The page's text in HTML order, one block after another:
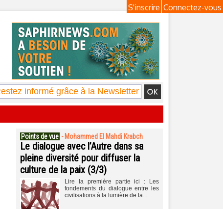
Connectez-vous
S'inscrire
Points de vue - Mohammed El Mahdi Krabch
Le dialogue avec l’Autre dans sa
pleine diversité pour diffuser la
culture de la paix (3/3)
Lire la première partie ici : Les
fondements du dialogue entre les
civilisations à la lumière de la...